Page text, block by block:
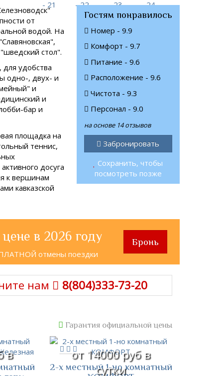
от
водой. На
стол".
для удобства
одно-, двух- и
и
и
бар и
площадка на
теннис,
досуга
к вершинам
кавказской
Гостям понравилось
Номер - 9.9
Комфорт - 9.7
Питание - 9.6
Расположение - 9.6
Чистота - 9.3
Персонал - 9.0
на основе 14 отзывов
Забронировать
Сохранить, чтобы
посмотреть позже
в 2026 году
отмены поездки
Бронь
нам 8(804)333-73-20
Гарантия официальной цены
в
от 14000 руб в
сутки
2-х местный 1-но комнатный